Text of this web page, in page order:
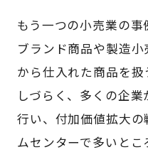
もう一つの小売業の
ブランド商品や製造
から仕入れた商品を
しづらく、多くの企
行い、付加価値拡大
ムセンターで多いと